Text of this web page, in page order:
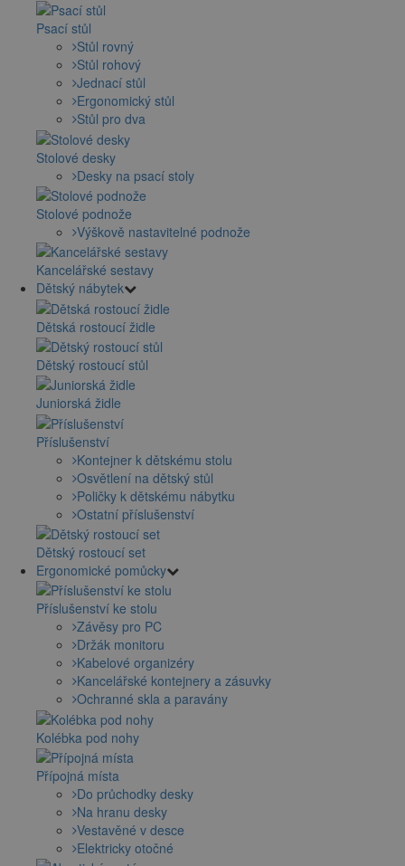
Psací stůl
Stůl rovný
Stůl rohový
Jednací stůl
Ergonomický stůl
Stůl pro dva
Stolové desky
Desky na psací stoly
Stolové podnože
Výškově nastavitelné podnože
Kancelářské sestavy
Dětský nábytek
Dětská rostoucí židle
Dětský rostoucí stůl
Juniorská židle
Příslušenství
Kontejner k dětskému stolu
Osvětlení na dětský stůl
Poličky k dětskému nábytku
Ostatní příslušenství
Dětský rostoucí set
Ergonomické pomůcky
Příslušenství ke stolu
Závěsy pro PC
Držák monitoru
Kabelové organizéry
Kancelářské kontejnery a zásuvky
Ochranné skla a paravány
Kolébka pod nohy
Přípojná místa
Do průchodky desky
Na hranu desky
Vestavěné v desce
Elektricky otočné